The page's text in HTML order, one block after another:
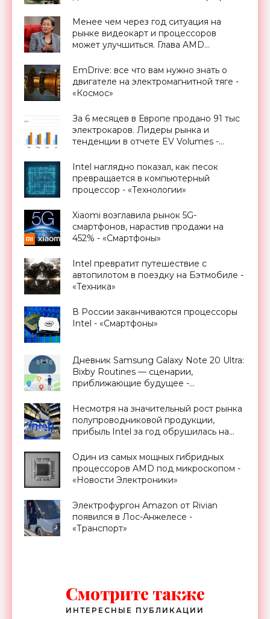
Менее чем через год ситуация на
рынке видеокарт и процессоров
может улучшиться. Глава AMD
«Смартфоны»
EmDrive: все что вам нужно знать о
двигателе на электромагнитной тяге -
«Космос»
За 6 месяцев в Европе продано 91 тыс
электрокаров. Лидеры рынка и
тенденции в отчете EV Volumes -
Intel наглядно показал, как песок
превращается в компьютерный
процессор - «Технологии»
Xiaomi возглавила рынок 5G-
смартфонов, нарастив продажи на
452% - «Смартфоны»
Intel превратит путешествие с
автопилотом в поездку на Бэтмобиле -
«Техника»
В России заканчиваются процессоры
Intel - «Смартфоны»
Дневник Samsung Galaxy Note 20 Ultra:
Bixby Routines — сценарии,
приближающие будущее -
Несмотря на значительный рост рынка
полупроводниковой продукции,
прибыль Intel за год обрушилась на
Один из самых мощных гибридных
процессоров AMD под микроскопом -
«Новости Электроники»
Электрофургон Amazon от Rivian
появился в Лос-Анжелесе -
«Транспорт»
Смотрите также
ИНТЕРЕСНЫЕ ПУБЛИКАЦИИ